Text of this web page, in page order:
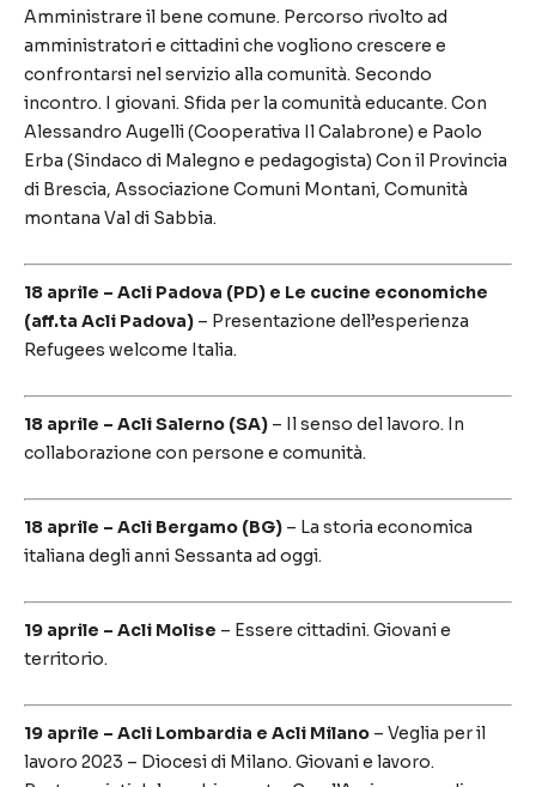
Amministrare il bene comune. Percorso rivolto ad
amministratori e cittadini che vogliono crescere e
confrontarsi nel servizio alla comunità. Secondo
incontro. I giovani. Sfida per la comunità educante. Con
Alessandro Augelli (Cooperativa Il Calabrone) e Paolo
Erba (Sindaco di Malegno e pedagogista) Con il Provincia
di Brescia, Associazione Comuni Montani, Comunità
montana Val di Sabbia.
18 aprile – Acli Padova (PD) e Le cucine economiche
(aff.ta Acli Padova) – Presentazione dell’esperienza
Refugees welcome Italia.
18 aprile – Acli Salerno (SA) – Il senso del lavoro. In
collaborazione con persone e comunità.
18 aprile – Acli Bergamo (BG) – La storia economica
italiana degli anni Sessanta ad oggi.
19 aprile – Acli Molise – Essere cittadini. Giovani e
territorio.
19 aprile – Acli Lombardia e Acli Milano – Veglia per il
lavoro 2023 – Diocesi di Milano. Giovani e lavoro.